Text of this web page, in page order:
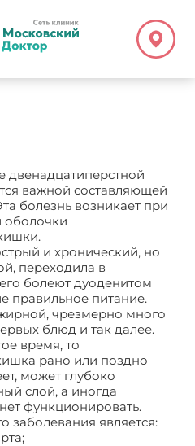
двенадцатиперстной
важной составляющей
болезнь возникает при
оболочки
и хронический, но
переходила в
болеют дуоденитом
правильное питание.
чрезмерно много
блюд и так далее.
время, то
рано или поздно
может глубоко
слой, а иногда
функционировать.
заболевания является: